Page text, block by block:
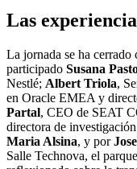
Las
La jornada se ha cerrado
participado Susana
Nestlé; Albert Triola,
en Oracle EMEA y
Partal, CEO de SEAT
directora de
Maria Alsina, y por
Salle Technova, el